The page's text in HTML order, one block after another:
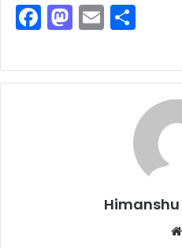
F
c
e
M
st
o
E
ai
l
ar
e